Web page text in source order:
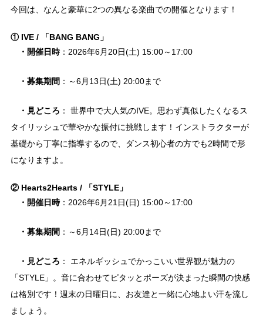
今回は、なんと豪華に2つの異なる楽曲での開催となります！
① IVE / 「BANG BANG」
・開催日時：2026年6月20日(土) 15:00～17:00
・募集期間 ：～6月13日(土) 20:00まで
・見どころ ： 世界中で大人気のIVE。思わず真似したくなるス
タイリッシュで華やかな振付に挑戦します！インストラクターが
基礎から丁寧に指導するので、ダンス初心者の方でも2時間で形
になりますよ。
② Hearts2Hearts / 「STYLE」
・開催日時：2026年6月21日(日) 15:00～17:00
・募集期間 ：～6月14日(日) 20:00まで
・見どころ ： エネルギッシュでかっこいい世界観が魅力の
「STYLE」。音に合わせてピタッとポーズが決まった瞬間の快感
は格別です！週末の日曜日に、お友達と一緒に心地よい汗を流し
ましょう。